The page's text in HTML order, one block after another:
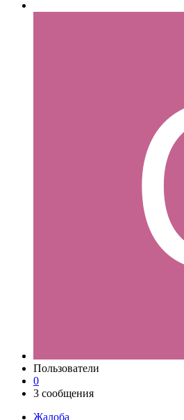
Пользователи
0
3 сообщения
Жалоба